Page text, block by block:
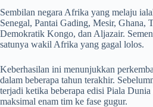
Sembilan negara Afrika yang melaju
Senegal, Pantai Gading, Mesir, Ghana,
Demokratik Kongo, dan Aljazair.
satunya wakil Afrika yang gagal lolos.
Keberhasilan ini menunjukkan
dalam beberapa tahun terakhir.
terjadi ketika beberapa edisi Piala
maksimal enam tim ke fase gugur.